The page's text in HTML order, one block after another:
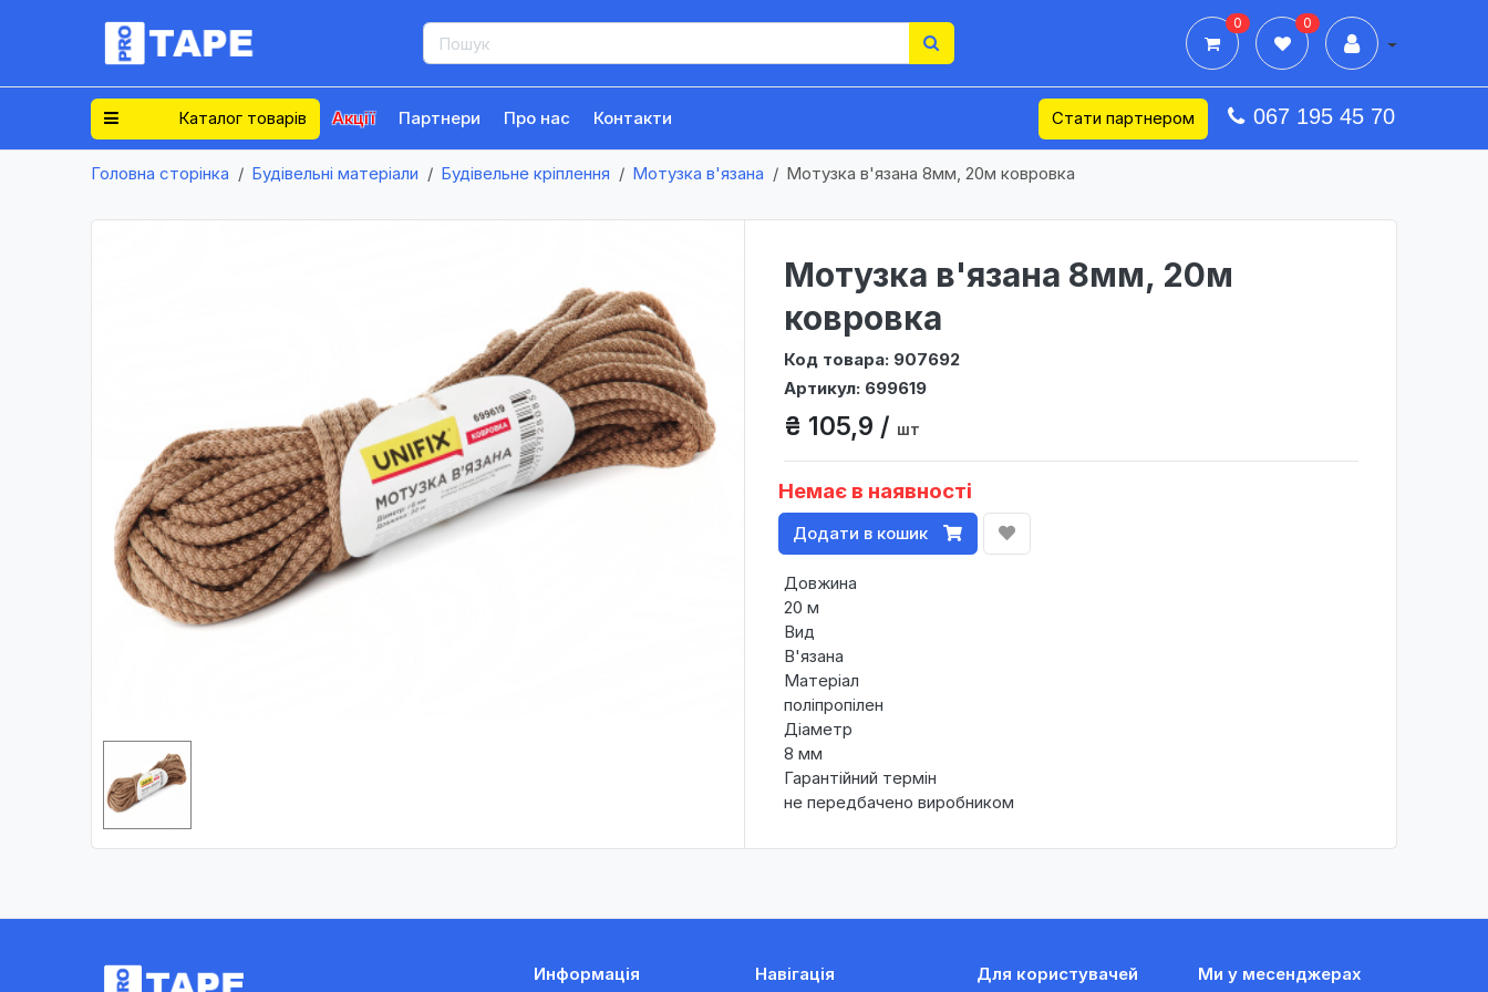
0 0
Каталог товарів Акції Партнери Про нас Контакти Стати партнером 067 195 45 70
Головна сторінка Будівельні матеріали Будівельне кріплення Мотузка в'язана Мотузка в'язана 8мм, 20м ковровка
Мотузка в'язана 8мм, 20м
ковровка
Код товара: 907692
Артикул: 699619
₴ 105,9 / шт
Немає в наявності
Додати в кошик
Довжина
20 м
Вид
В'язана
Матеріал
поліпропілен
Діаметр
8 мм
Гарантійний термін
не передбачено виробником
Информація Навігація Для користувачей Ми у месенджерах